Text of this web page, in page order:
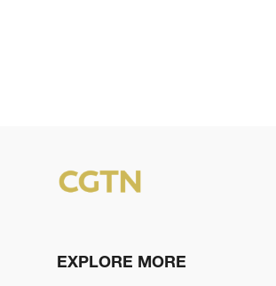
EXPLORE MORE